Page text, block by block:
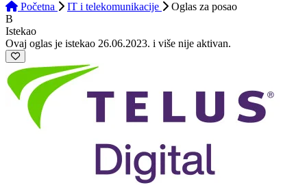
Početna
IT i telekomunikacije Oglas za posao
B
Istekao
Ovaj oglas je istekao 26.06.2023. i više nije aktivan.